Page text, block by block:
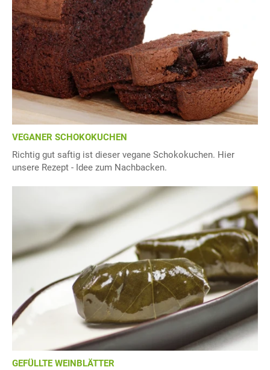
VEGANER SCHOKOKUCHEN
Richtig gut saftig ist dieser vegane Schokokuchen. Hier
unsere Rezept - Idee zum Nachbacken.
GEFÜLLTE WEINBLÄTTER